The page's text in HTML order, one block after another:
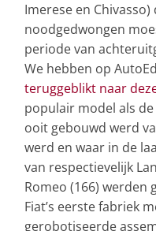
Imerese en
noodgedwongen
periode van
We hebben op
teruggeblikt naar
populair model als
ooit gebouwd werd
werd en waar in de
van respectievelijk
Romeo (166) werden
Fiat’s eerste fabriek
gerobotiseerde